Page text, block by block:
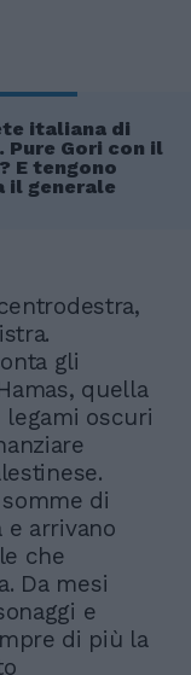
italiana di
Pure Gori con il
E tengono
il generale
gli
quella
legami oscuri
di
e arrivano
che
Da mesi
e
di più la